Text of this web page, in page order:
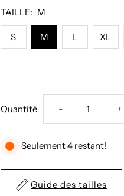
TAILLE: M
S M L XL
Quantité Réduire
- +
Seulement 4 restant!
Guide des tailles